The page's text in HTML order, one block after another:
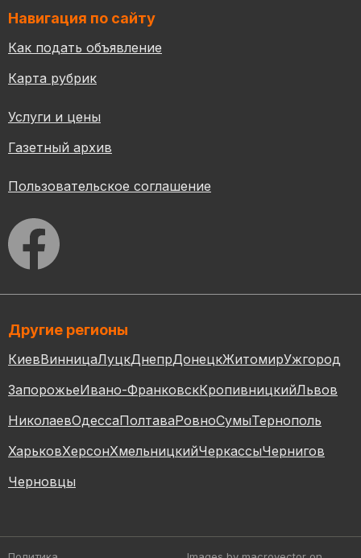
Навигация по сайту
Как подать объявление
Карта рубрик
Услуги и цены
Газетный архив
Пользовательское соглашение
Другие регионы
КиевВинницаЛуцкДнепрДонецкЖитомирУжгород
ЗапорожьеИвано-ФранковскКропивницкийЛьвов
НиколаевОдессаПолтаваРовноСумыТернополь
ХарьковХерсонХмельницкийЧеркассыЧернигов
Черновцы